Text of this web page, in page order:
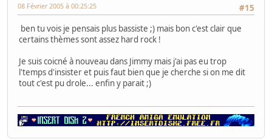
#15
08 Février 2005 à 00:25:25
ben tu vois je pensais plus bassiste ;) mais bon c'est clair que
certains thèmes sont assez hard rock !
Je suis coicné à nouveau dans Jimmy mais j'ai pas eu trop
l'temps d'insister et puis faut bien que je cherche si on me dit
tout c'est pu drole... enfin y parait ;)